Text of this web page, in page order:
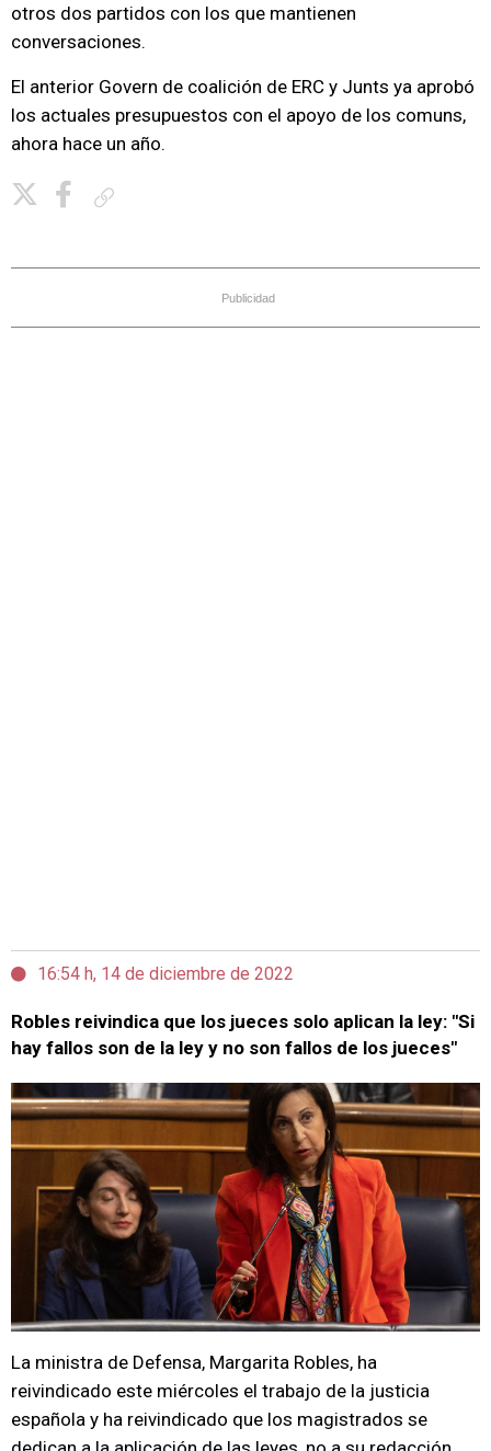
otros dos partidos con los que mantienen
conversaciones.
El anterior Govern de coalición de ERC y Junts ya aprobó
los actuales presupuestos con el apoyo de los comuns,
ahora hace un año.
Publicidad
16:54 h, 14 de diciembre de 2022
Robles reivindica que los jueces solo aplican la ley: "Si
hay fallos son de la ley y no son fallos de los jueces"
La ministra de Defensa, Margarita Robles, ha
reivindicado este miércoles el trabajo de la justicia
española y ha reivindicado que los magistrados se